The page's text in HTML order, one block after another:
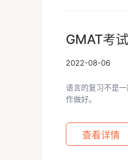
GMAT考
2022-08-06
语言的复习不是
作做好。
查看详情